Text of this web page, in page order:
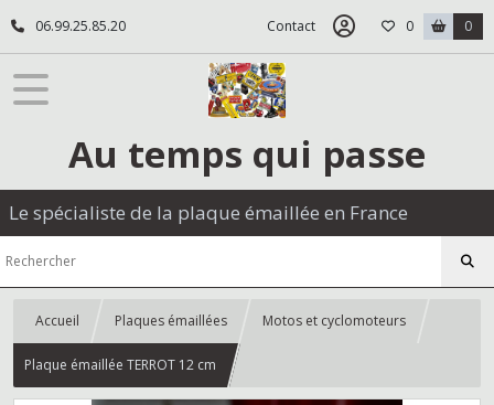
06.99.25.85.20 Contact 0 0
Au temps qui passe
Le spécialiste de la plaque émaillée en France
Accueil Plaques émaillées Motos et cyclomoteurs
Plaque émaillée TERROT 12 cm